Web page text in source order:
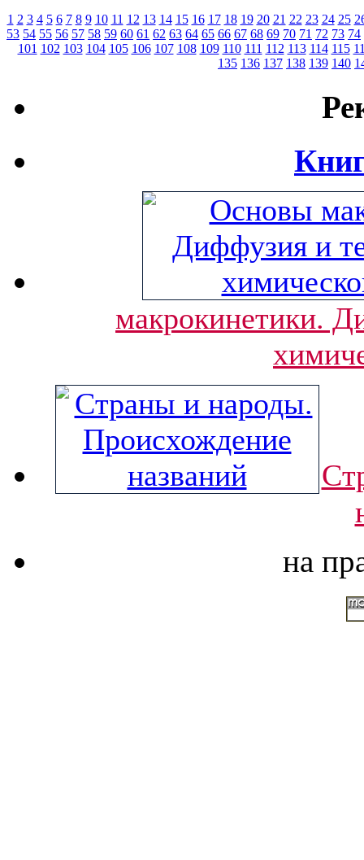
1 2 3 4 5 6 7 8 9 10 11 12 13 14 15 16 17 18 19 20 21 22 23 24 25
53 54 55 56 57 58 59 60 61 62 63 64 65 66 67 68 69 70 71 72 73 74
101 102 103 104 105 106 107 108 109 110 111 112 113 114 115
135 136 137 138 139 140
макрокинетики.
на